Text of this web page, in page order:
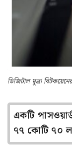
ডিজিটাল মুদ্রা
একটি
৭৭ কোটি ৭০